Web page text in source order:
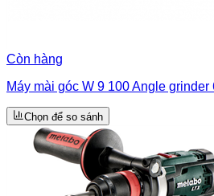
Còn hàng
Máy mài góc W 9 100 Angle
Chọn để so sánh